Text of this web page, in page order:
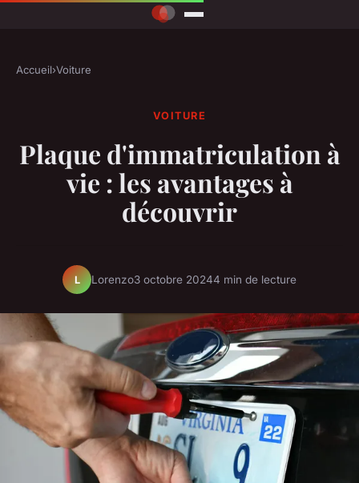
Accueil›Voiture
VOITURE
Plaque d'immatriculation à
vie : les avantages à
découvrir
L Lorenzo3 octobre 20244 min de lecture